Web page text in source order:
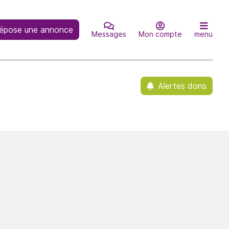
une annonce Messages Mon compte menu
Alertes dons